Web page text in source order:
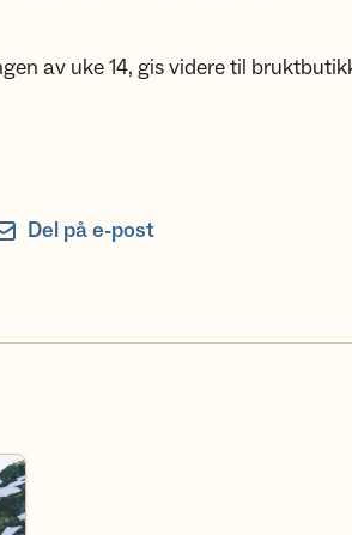
av uke 14, gis videre til
Del på e-post